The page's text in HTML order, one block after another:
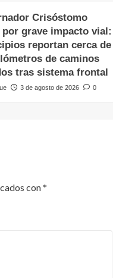
Crisóstomo
por grave impacto vial:
reportan cerca de
de caminos
tras sistema frontal
3 de agosto de 2026 0
con*